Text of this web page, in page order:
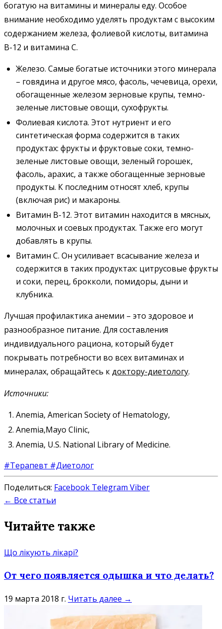
богатую на витамины и минералы еду. Особое
внимание необходимо уделять продуктам с высоким
содержанием железа, фолиевой кислоты, витамина
B-12 и витамина C.
Железо. Самые богатые источники этого минерала
– говядина и другое мясо, фасоль, чечевица, орехи,
обогащенные железом зерновые крупы, темно-
зеленые листовые овощи, сухофрукты.
Фолиевая кислота. Этот нутриент и его
синтетическая форма содержится в таких
продуктах: фрукты и фруктовые соки, темно-
зеленые листовые овощи, зеленый горошек,
фасоль, арахис, а также обогащенные зерновые
продукты. К последним относят хлеб, крупы
(включая рис) и макароны.
Витамин B-12. Этот витамин находится в мясных,
молочных и соевых продуктах. Также его могут
добавлять в крупы.
Витамин C. Он усиливает всасывание железа и
содержится в таких продуктах: цитрусовые фрукты
и соки, перец, брокколи, помидоры, дыни и
клубника.
Лучшая профилактика анемии – это здоровое и
разнообразное питание. Для составления
индивидуального рациона, который будет
покрывать потребности во всех витаминах и
минералах, обращайтесь кдоктору-диетологу.
Источники:
Anemia, American Society of Hematology,
Anemia,Mayo Clinic,
Anemia, U.S. National Library of Medicine.
#Терапевт #Диетолог
Поделиться: Facebook Telegram Viber
← Все статьи
Читайте также
Що лікують лікарі?
От чего появляется одышка и что делать?
19 марта 2018 г. Читать далее →